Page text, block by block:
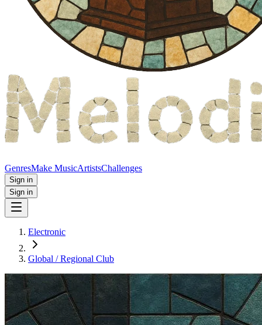
GenresMake MusicArtistsChallenges
Sign in
Sign in
Electronic
Global / Regional Club